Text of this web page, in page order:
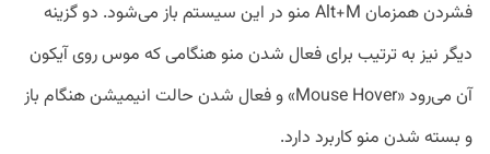
فشردن همزمان Alt+M منو در این سیستم باز می‌شود. دو گزینه
دیگر نیز به ترتیب برای فعال شدن منو هنگامی که موس روی آیکون
آن می‌رود «Mouse Hover» و فعال شدن حالت انیمیشن هنگام باز
و بسته شدن منو کاربرد دارد.